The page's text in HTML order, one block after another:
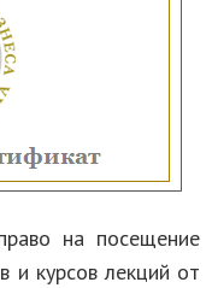
на посещение
и курсов лекций от